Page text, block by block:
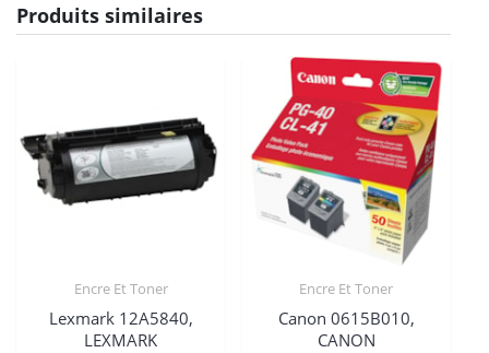
Produits similaires
Encre Et Toner
Lexmark 12A5840,
LEXMARK
Encre Et Toner
Canon 0615B010,
CANON